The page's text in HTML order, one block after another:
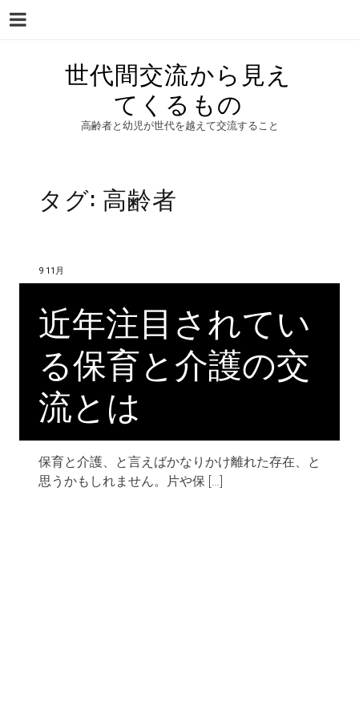
世代間交流から見え
てくるもの
高齢者と幼児が世代を越えて交流すること
タグ: 高齢者
9 11月
近年注目されてい
る保育と介護の交
流とは
保育と介護、と言えばかなりかけ離れた存在、と
思うかもしれません。片や保 […]
Menu